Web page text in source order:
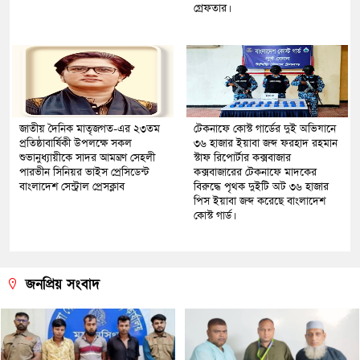
গ্রেফতার।
জাতীয় দৈনিক মাতৃজগত-এর ২৩তম
প্রতিষ্ঠাবার্ষিকী উপলক্ষে সকল
শুভানুধ্যায়ীকে সাদর আমন্ত্রণ সেহলী
পারভীন সিনিয়র ভাইস প্রেসিডেন্ট
বাংলাদেশ সেন্ট্রাল প্রেসক্লাব
টেকনাফে কোস্ট গার্ডের দুই অভিযানে
৩৬ হাজার ইয়াবা জব্দ ফরহাদ রহমান
স্টাফ রিপোর্টার কক্সবাজার
কক্সবাজারের টেকনাফে মাদকের
বিরুদ্ধে পৃথক দুইটি অট ৩৬ হাজার
পিস ইয়াবা জব্দ করেছে বাংলাদেশ
কোস্ট গার্ড।
জনপ্রিয় সংবাদ